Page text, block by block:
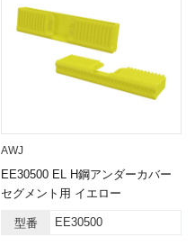
AWJ
EE30500 EL H鋼アンダーカバー
セグメント用 イエロー
型番 EE30500